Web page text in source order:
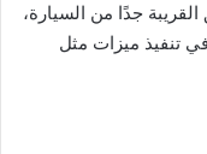
جدًا من السيارة،
تنفيذ ميزات مثل